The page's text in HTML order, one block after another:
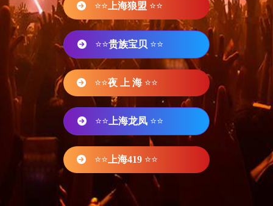
⭐⭐ 上海狼盟 ⭐⭐
⭐⭐贵族宝贝 ⭐⭐
⭐⭐夜 上 海 ⭐⭐
⭐⭐ 上海龙凤 ⭐⭐
⭐⭐ 上海419 ⭐⭐